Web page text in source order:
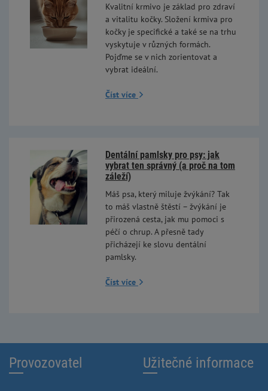
Kvalitní krmivo je základ pro zdraví
a vitalitu kočky. Složení krmiva pro
kočky je specifické a také se na trhu
vyskytuje v různých formách.
Pojďme se v nich zorientovat a
vybrat ideální.
Číst více
Dentální pamlsky pro psy: jak
vybrat ten správný (a proč na tom
záleží)
Máš psa, který miluje žvýkání? Tak
to máš vlastně štěstí – žvýkání je
přirozená cesta, jak mu pomoci s
péčí o chrup. A přesně tady
přicházejí ke slovu dentální
pamlsky.
Číst více
Provozovatel Užitečné informace